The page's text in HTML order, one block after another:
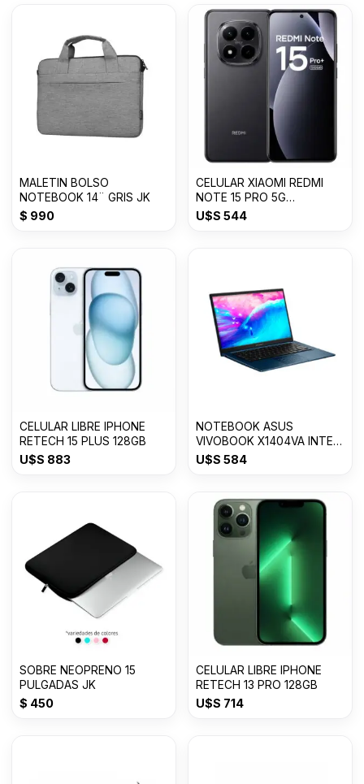
MALETIN BOLSO
NOTEBOOK 14¨ GRIS JK
$ 990
CELULAR XIAOMI REDMI
NOTE 15 PRO 5G
8GB+512GB
U$S 544
CELULAR LIBRE IPHONE
RETECH 15 PLUS 128GB
U$S 883
NOTEBOOK ASUS
VIVOBOOK X1404VA INTEL
CORE i3 8GB/128GB SSD
U$S 584
SOBRE NEOPRENO 15
PULGADAS JK
$ 450
CELULAR LIBRE IPHONE
RETECH 13 PRO 128GB
U$S 714